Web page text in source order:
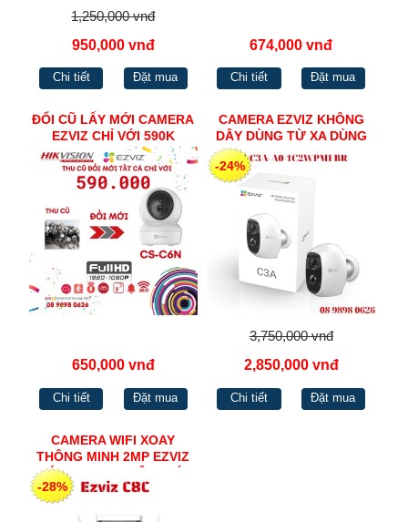
1,250,000 vnđ
950,000 vnđ
Chi tiết Đặt mua
674,000 vnđ
Chi tiết Đặt mua
ĐỔI CŨ LẤY MỚI CAMERA
EZVIZ CHỈ VỚI 590K
650,000 vnđ
Chi tiết Đặt mua
CAMERA EZVIZ KHÔNG
DÂY DÙNG TỪ XA DÙNG
PIN CS-C3A-A0-
1C2WPMFBR
-24%
3,750,000 vnđ
2,850,000 vnđ
Chi tiết Đặt mua
CAMERA WIFI XOAY
THÔNG MINH 2MP EZVIZ
TÍCH HỢP THU ÂM, CÓ
MÀU BAN ĐÊM C8C
-28%